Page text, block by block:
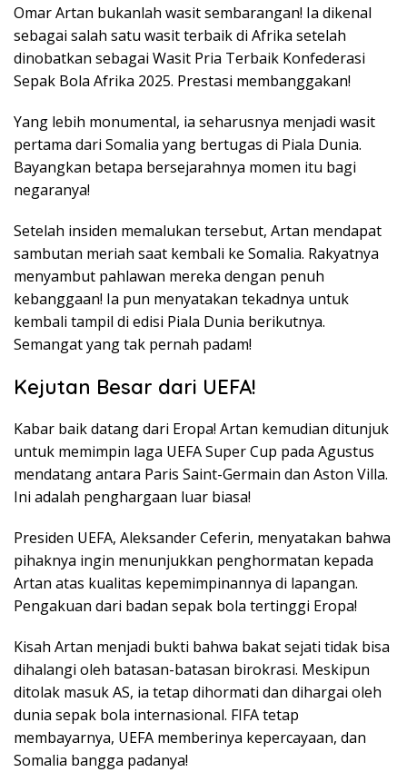
Omar Artan bukanlah wasit sembarangan! Ia dikenal
sebagai salah satu wasit terbaik di Afrika setelah
dinobatkan sebagai Wasit Pria Terbaik Konfederasi
Sepak Bola Afrika 2025. Prestasi membanggakan!
Yang lebih monumental, ia seharusnya menjadi wasit
pertama dari Somalia yang bertugas di Piala Dunia.
Bayangkan betapa bersejarahnya momen itu bagi
negaranya!
Setelah insiden memalukan tersebut, Artan mendapat
sambutan meriah saat kembali ke Somalia. Rakyatnya
menyambut pahlawan mereka dengan penuh
kebanggaan! Ia pun menyatakan tekadnya untuk
kembali tampil di edisi Piala Dunia berikutnya.
Semangat yang tak pernah padam!
Kejutan Besar dari UEFA!
Kabar baik datang dari Eropa! Artan kemudian ditunjuk
untuk memimpin laga UEFA Super Cup pada Agustus
mendatang antara Paris Saint-Germain dan Aston Villa.
Ini adalah penghargaan luar biasa!
Presiden UEFA, Aleksander Ceferin, menyatakan bahwa
pihaknya ingin menunjukkan penghormatan kepada
Artan atas kualitas kepemimpinannya di lapangan.
Pengakuan dari badan sepak bola tertinggi Eropa!
Kisah Artan menjadi bukti bahwa bakat sejati tidak bisa
dihalangi oleh batasan-batasan birokrasi. Meskipun
ditolak masuk AS, ia tetap dihormati dan dihargai oleh
dunia sepak bola internasional. FIFA tetap
membayarnya, UEFA memberinya kepercayaan, dan
Somalia bangga padanya!